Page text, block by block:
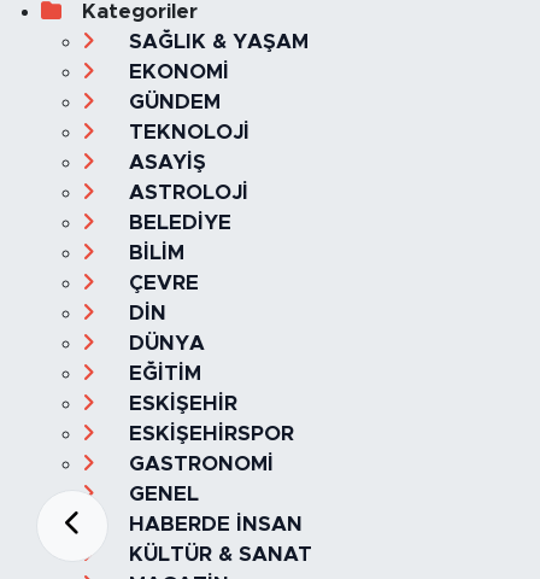
Kategoriler
SAĞLIK & YAŞAM
EKONOMİ
GÜNDEM
TEKNOLOJİ
ASAYİŞ
ASTROLOJİ
BELEDİYE
BİLİM
ÇEVRE
DİN
DÜNYA
EĞİTİM
ESKİŞEHİR
ESKİŞEHİRSPOR
GASTRONOMİ
GENEL
HABERDE İNSAN
KÜLTÜR & SANAT